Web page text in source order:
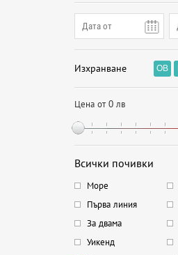
Изхранване OB
Цена от 0 лв
Всички почивки
Море
Първа линия
За двама
Уикенд